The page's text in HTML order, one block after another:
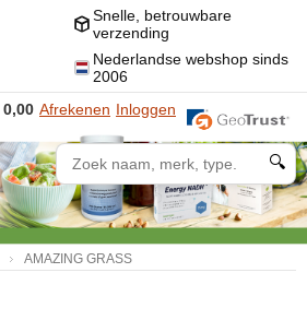
Snelle, betrouwbare
verzending
Nederlandse webshop sinds
2006
0,00 Afrekenen Inloggen
🔍
AMAZING GRASS